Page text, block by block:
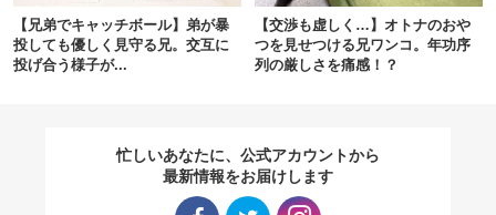
【兄弟でキャッチボール】弟が暴
投しても優しく見守る兄。交互に
投げ合う様子が...
【交渉も虚しく…】オトナのおや
つを見せつける兄ワンコ。年功序
列の厳しさを痛感！？
忙しいあなたに、公式アカウントから
最新情報をお届けします
いぬ部をフォロー
ねこ部をフォロー